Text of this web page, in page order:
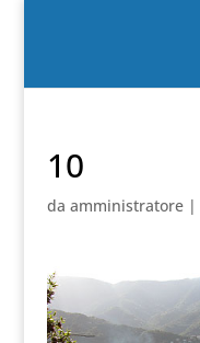
10
da amministratore|